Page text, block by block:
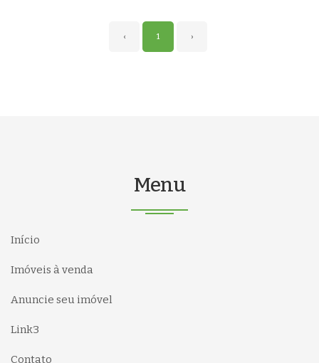
‹ 1 ›
Menu
Início
Imóveis à venda
Anuncie seu imóvel
Link3
Contato